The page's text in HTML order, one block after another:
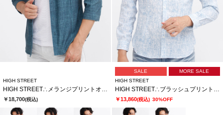
HIGH STREET
HIGH STREET∴メランジプリントオブロングシチブソデシャツ
￥18,700(税込)
SALE
MORE SALE
HIGH STREET
HIGH STREET∴ブラッシュプリントサッカーショートウイングシャツ
￥13,860(税込) 30%OFF